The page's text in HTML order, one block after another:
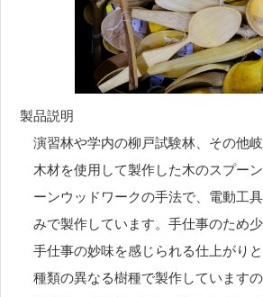
製品説明
演習林や学内の柳戸試験林、その他
木材を使用して製作した木のスプー
ーンウッドワークの手法で、電動工
みで製作しています。手仕事のため
手仕事の妙味を感じられる仕上がり
種類の異なる樹種で製作しています